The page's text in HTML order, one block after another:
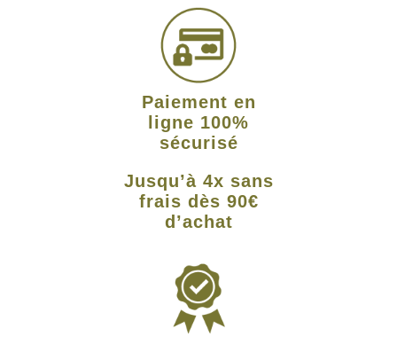
Paiement en
ligne 100%
sécurisé
Jusqu’à 4x sans
frais dès 90€
d’achat